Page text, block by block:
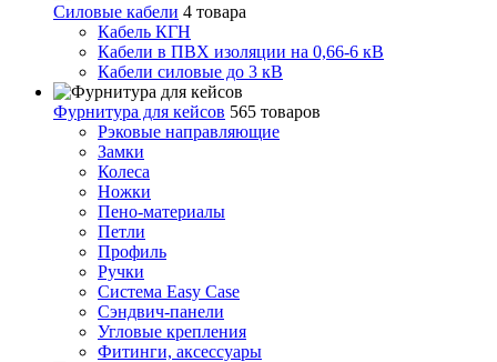
Силовые кабели 4 товара
Кабель КГН
Кабели в ПВХ изоляции на 0,66-6 кВ
Кабели силовые до 3 кВ
Фурнитура для кейсов 565 товаров
Рэковые направляющие
Замки
Колеса
Ножки
Пено-материалы
Петли
Профиль
Ручки
Система Easy Case
Сэндвич-панели
Угловые крепления
Фитинги, аксессуары